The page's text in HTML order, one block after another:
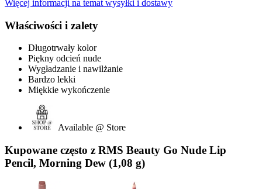
Więcej informacji na temat wysyłki i dostawy
Właściwości i zalety
Długotrwały kolor
Piękny odcień nude
Wygładzanie i nawilżanie
Bardzo lekki
Miękkie wykończenie
Available @ Store
Kupowane często z RMS Beauty Go Nude Lip
Pencil, Morning Dew (1,08 g)